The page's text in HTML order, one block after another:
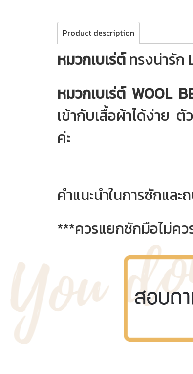
Product description
หมวกเบเร่ต์ทรงน่ารัก
หมวกเบเร่ต์ WOOL
เข้ากับเสื้อผ้าได้ง่าย
ค่ะ
คำแนะนำในการซักแล
***ควรแยกซักมือไม่ค